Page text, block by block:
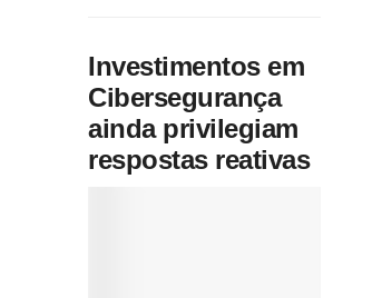
Investimentos em
Cibersegurança
ainda privilegiam
respostas reativas